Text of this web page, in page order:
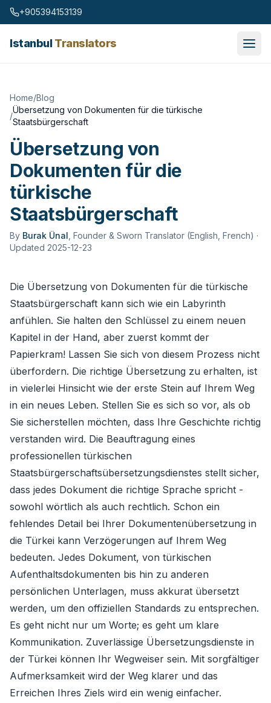
Skip to content
+905394153139
IstanbulTranslators
Home/Blog
/
Übersetzung von Dokumenten für die türkische
Staatsbürgerschaft
Übersetzung von
Dokumenten für die
türkische
Staatsbürgerschaft
By Burak Ünal Founder & Sworn Translator (English, French) ·
Updated 2025-12-23
Die Übersetzung von Dokumenten für die türkische
Staatsbürgerschaft kann sich wie ein Labyrinth
anfühlen. Sie halten den Schlüssel zu einem neuen
Kapitel in der Hand, aber zuerst kommt der
Papierkram! Lassen Sie sich von diesem Prozess nicht
überfordern. Die richtige Übersetzung zu erhalten, ist
in vielerlei Hinsicht wie der erste Stein auf Ihrem Weg
in ein neues Leben. Stellen Sie es sich so vor, als ob
Sie sicherstellen möchten, dass Ihre Geschichte richtig
verstanden wird. Die Beauftragung eines
professionellen türkischen
Staatsbürgerschaftsübersetzungsdienstes stellt sicher,
dass jedes Dokument die richtige Sprache spricht -
sowohl wörtlich als auch rechtlich. Schon ein
fehlendes Detail bei Ihrer Dokumentenübersetzung in
die Türkei kann Verzögerungen auf Ihrem Weg
bedeuten. Jedes Dokument, von türkischen
Aufenthaltsdokumenten bis hin zu anderen
persönlichen Unterlagen, muss akkurat übersetzt
werden, um den offiziellen Standards zu entsprechen.
Es geht nicht nur um Worte; es geht um klare
Kommunikation. Zuverlässige Übersetzungsdienste in
der Türkei können Ihr Wegweiser sein. Mit sorgfältiger
Aufmerksamkeit wird der Weg klarer und das
Erreichen Ihres Ziels wird ein wenig einfacher.